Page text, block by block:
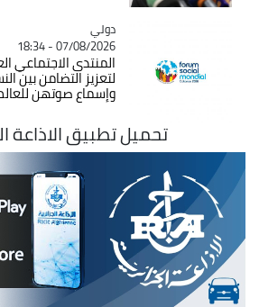
Catégorie
دولي
07/08/2026 - 18:34
المنتدى الاجتماعي
لتعزيز التضامن بين
وإسماع صوتهن للعالم
تحميل تطبيق الاذاعة